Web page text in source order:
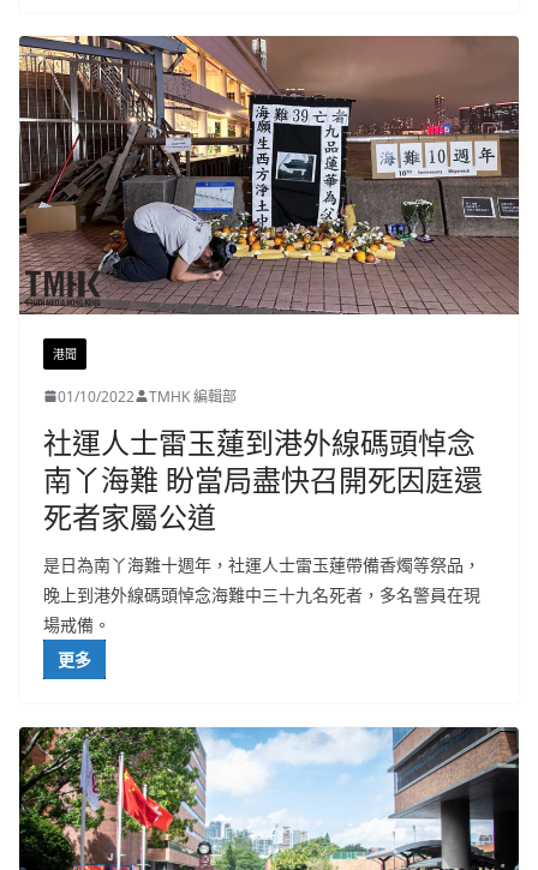
港聞
01/10/2022 TMHK 編輯部
社運人士雷玉蓮到港外線碼頭悼念
南丫海難 盼當局盡快召開死因庭還
死者家屬公道
是日為南丫海難十週年，社運人士雷玉蓮帶備香燭等祭品，
晚上到港外線碼頭悼念海難中三十九名死者，多名警員在現
場戒備。
更多